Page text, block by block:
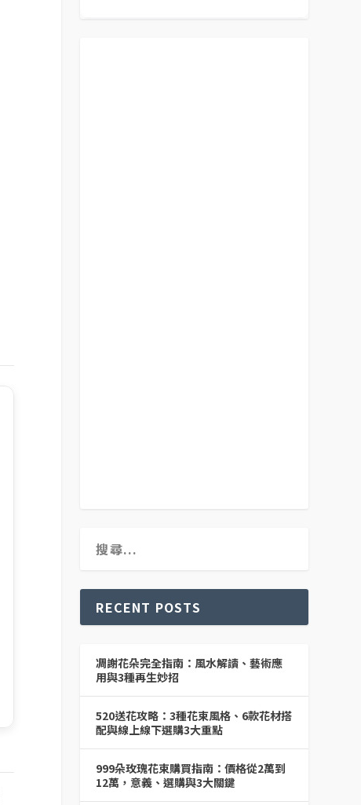
RECENT POSTS
凋謝花朵完全指南：風水解讀、藝術應
用與3種再生妙招
520送花攻略：3種花束風格、6款花材搭
配與線上線下選購3大重點
999朵玫瑰花束購買指南：價格從2萬到
12萬，意義、選購與3大關鍵